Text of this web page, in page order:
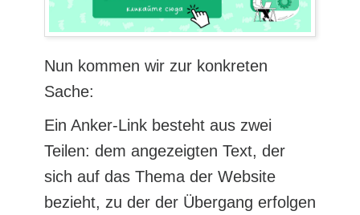
Nun kommen wir zur konkreten
Sache:
Ein Anker-Link besteht aus zwei
Teilen: dem angezeigten Text, der
sich auf das Thema der Website
bezieht, zu der der Übergang erfolgen